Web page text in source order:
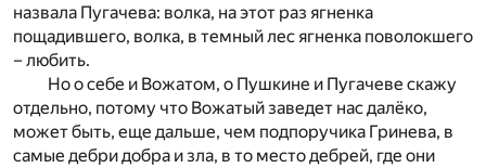
назвала Пугачева: волка, на этот раз ягненка
пощадившего, волка, в темный лес ягненка поволокшего
– любить.
Но о себе и Вожатом, о Пушкине и Пугачеве скажу
отдельно, потому что Вожатый заведет нас далёко,
может быть, еще дальше, чем подпоручика Гринева, в
самые дебри добра и зла, в то место дебрей, где они